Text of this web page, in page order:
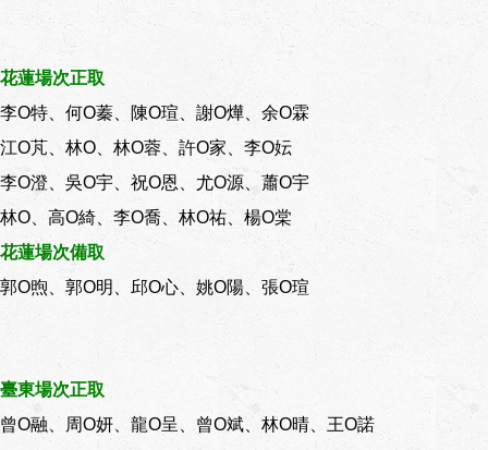
花蓮場次正取
李O特、何O蓁、陳O瑄、謝O燁、余O霖
江O芃、林O、林O蓉、許O家、李O妘
李O澄、吳O宇、祝O恩、尤O源、蕭O宇
林O、高O綺、李O喬、林O祐、楊O棠
花蓮場次備取
郭O煦、郭O明、邱O心、姚O陽、張O瑄
臺東場次正取
曾O融、周O妍、龍O呈、曾O斌、林O晴、王O諾